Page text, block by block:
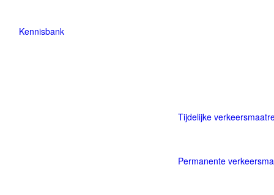
Kennisbank
Tijdelijke
Permanente